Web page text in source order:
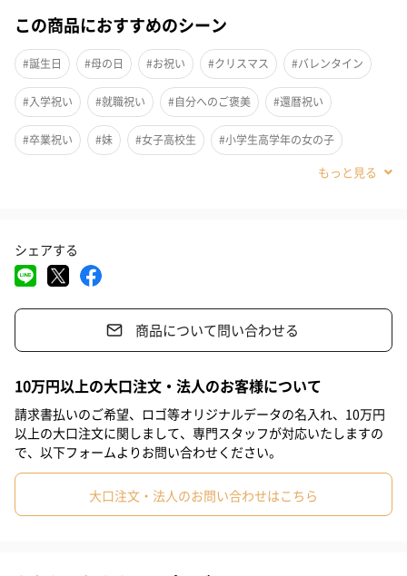
紫外線遮へい率90％になります。
サイズと品質
＜サイズ＞
全長：約52cm
＜素材＞
【素材】ポリエステル
【傘骨】アルミ
【naosudou】
デザイナー【naosudou】が手がける繊細なアートワークブラン
この商品におすすめのシーン
#誕生日 #母の日 #お祝い #クリスマス #バレンタイン
#入学祝い #就職祝い #自分へのご褒美 #還暦祝い
#卒業祝い #妹 #女子高校生 #小学生高学年の女の子
#娘 #姉
#母親 #妻
#20代後半
シェアする
商品について問い合わせる
10万円以上の大口注文・法人のお客様について
請求書払いのご希望、ロゴ等オリジナルデータの名入れ、10万円
以上の大口注文に関しまして、専門スタッフが対応いたしますの
で、以下フォームよりお問い合わせください。
大口注文・法人のお問い合わせはこちら